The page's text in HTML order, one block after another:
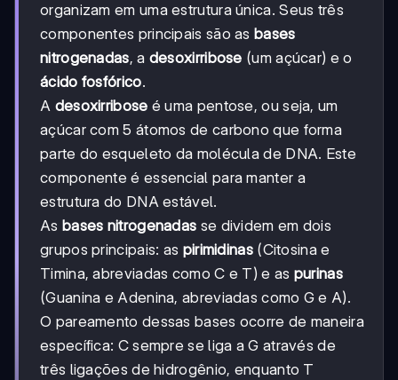
organizam em uma estrutura única. Seus três
componentes principais são as bases
nitrogenadas, a desoxirribose (um açúcar) e o
ácido fosfórico.
A desoxirribose é uma pentose, ou seja, um
açúcar com 5 átomos de carbono que forma
parte do esqueleto da molécula de DNA. Este
componente é essencial para manter a
estrutura do DNA estável.
As bases nitrogenadas se dividem em dois
grupos principais: as pirimidinas(Citosina e
Timina, abreviadas como C e T) e as purinas
(Guanina e Adenina, abreviadas como G e A).
O pareamento dessas bases ocorre de maneira
específica: C sempre se liga a G através de
três ligações de hidrogênio, enquanto T